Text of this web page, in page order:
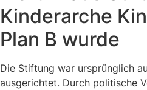
Kinderarche
Plan B wurde
Die Stiftung war ursprünglich
ausgerichtet. Durch politische